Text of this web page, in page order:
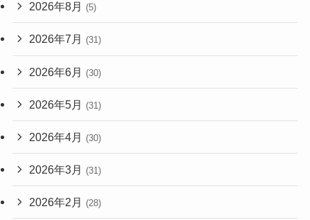
2026年8月 (5)
2026年7月 (31)
2026年6月 (30)
2026年5月 (31)
2026年4月 (30)
2026年3月 (31)
2026年2月 (28)